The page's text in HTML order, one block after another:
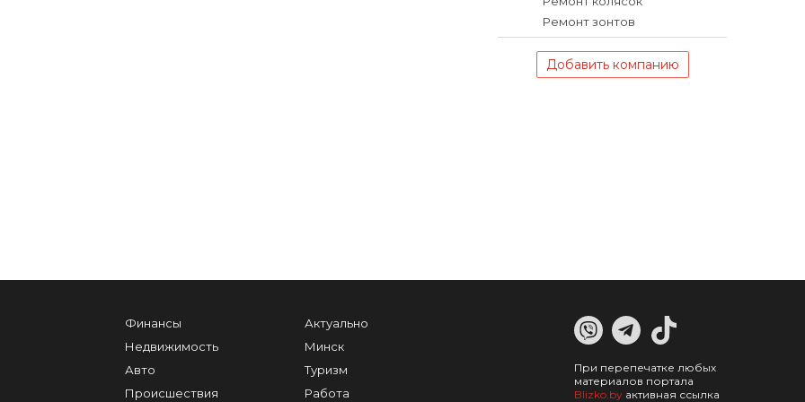
Ремонт зонтов
Добавить компанию
Финансы
Недвижимость
Авто
Происшествия
Актуально
Минск
Туризм
Работа
При перепечатке любых
материалов портала
Blizko.by активная ссылка